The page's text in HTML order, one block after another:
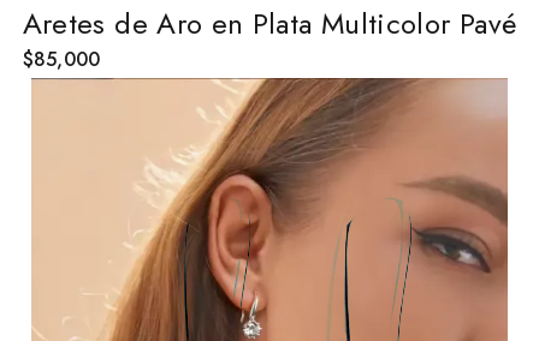
Aretes de Aro en Plata Multicolor Pavé
$85,000